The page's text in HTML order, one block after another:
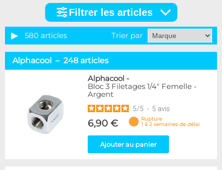
articles
Catégorie
Embouts tuyaux souples
Embouts tubes rigides
110
18
Adaptateurs
338
Marque
Alphacool
52
55
Filtrer les articles
580 articles Trier par
Alphacool – 248 articles
Alphacool -
Bloc 3 Filetages 1/4" Femelle -
Argent
5/5 - 5 avis
6,90 €
Rupture
1 à 2 semaines de délai
Ajouter au panier